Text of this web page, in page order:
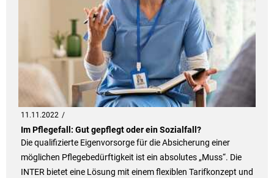
11.11.2022
Im Pflegefall: Gut gepflegt oder ein Sozialfall?
Die qualifizierte Eigenvorsorge für die Absicherung einer
möglichen Pflegebedürftigkeit ist ein absolutes „Muss“. Die
INTER bietet eine Lösung mit einem flexiblen Tarifkonzept und